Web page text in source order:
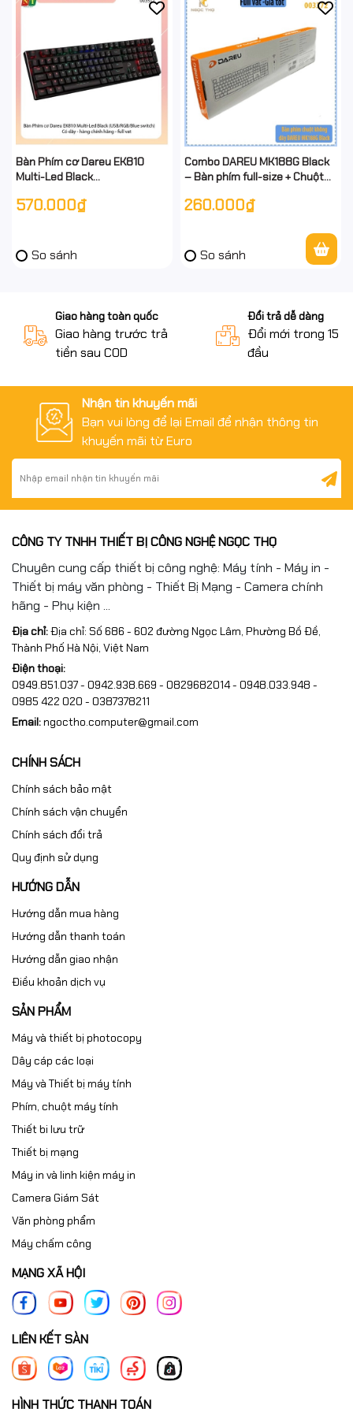
Bàn Phím cơ Dareu EK810
Multi-Led Black
dây - hàng chính hãng - full
570.000₫
So sánh
Combo DAREU MK188G Black
– Bàn phím full-size + Chuột
hãng – Full VAT
260.000₫
So sánh
Giao hàng toàn quốc
Giao hàng trước trả
tiền sau COD
Đổi trả dễ dàng
Đổi mới trong 15
đầu
Nhận tin khuyến mãi
Bạn vui lòng để lại Email để nhận thông tin
khuyến mãi từ Euro
CÔNG TY TNHH THIẾT BỊ CÔNG NGHỆ NGỌC THỌ
Chuyên cung cấp thiết bị công nghệ: Máy tính - Máy in -
Thiết bị máy văn phòng - Thiết Bị Mạng - Camera chính
hãng - Phụ kiện ...
Địa chỉ:Địa chỉ: Số 686 - 602 đường Ngọc Lâm, Phường Bồ Đề,
Thành Phố Hà Nội, Việt Nam
Điện thoại:
0949.851.037 - 0942.938.669 - 0829682014 - 0948.033.948 -
0985 422 020 - 0387378211
Email:ngoctho.computer@gmail.com
CHÍNH SÁCH
Chính sách bảo mật
Chính sách vận chuyển
Chính sách đổi trả
Quy định sử dụng
HƯỚNG DẪN
Hướng dẫn mua hàng
Hướng dẫn thanh toán
Hướng dẫn giao nhận
Điều khoản dịch vụ
SẢN PHẨM
Máy và thiết bị photocopy
Dây cáp các loại
Máy và Thiết bị máy tính
Phím, chuột máy tính
Thiết bi lưu trữ
Thiết bị mạng
Máy in và linh kiện máy in
Camera Giám Sát
Văn phòng phẩm
Máy chấm công
MẠNG XÃ HỘI
LIÊN KẾT SÀN
HÌNH THỨC THANH TOÁN